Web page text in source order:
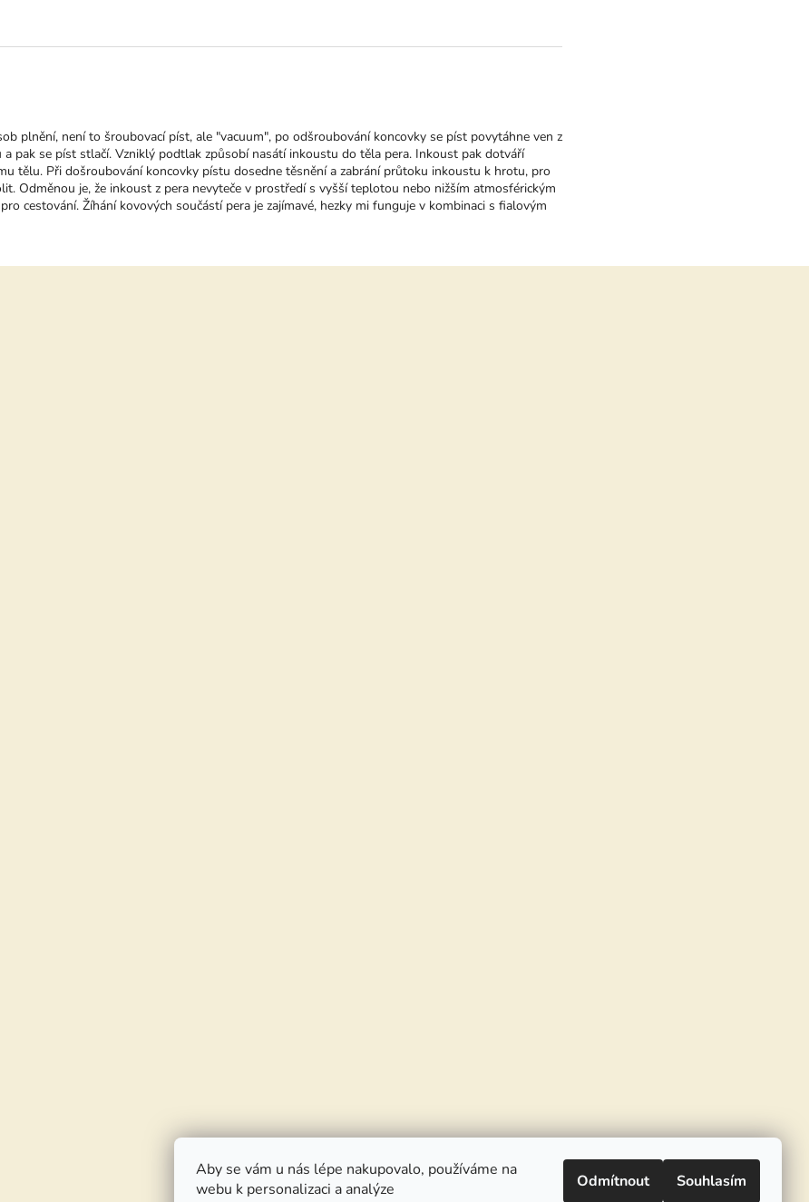
Aby se vám u nás lépe nakupovalo, používáme na
webu k personalizaci a analýze
Odmítnout Souhlasím
je 5 z 5 hvězdiček.
plnění, není to šroubovací píst, ale "vacuum", po odšroubování koncovky se píst povytáhne ven z
pak se píst stlačí. Vzniklý podtlak způsobí nasátí inkoustu do těla pera. Inkoust pak dotváří
tělu. Při došroubování koncovky pístu dosedne těsnění a zabrání průtoku inkoustu k hrotu, pro
Odměnou je, že inkoust z pera nevyteče v prostředí s vyšší teplotou nebo nižším atmosférickým
cestování. Žíhání kovových součástí pera je zajímavé, hezky mi funguje v kombinaci s fialovým